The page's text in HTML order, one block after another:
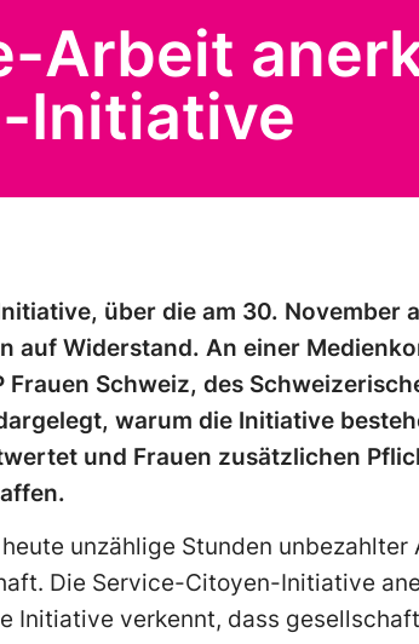
Arbeit
Initiative
über die am 30. November
auf Widerstand. An einer
Schweiz, des
warum die Initiative
und Frauen zusätzlichen
unzählige Stunden
Die Service-Citoyen-Initiative
Initiative verkennt, dass